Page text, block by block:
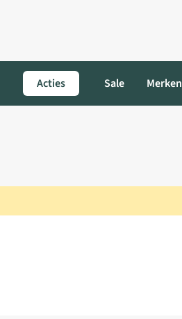
Acties Sale Merken